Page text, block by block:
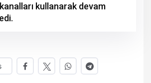
kullanarak devam